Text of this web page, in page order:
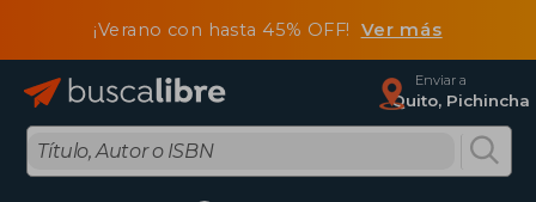
¡Verano con hasta 45% OFF! Ver más
Enviar a
Quito, Pichincha